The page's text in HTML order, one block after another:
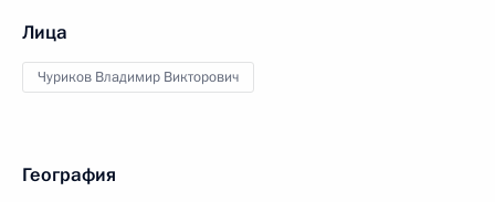
Лица
Чуриков Владимир Викторович
География